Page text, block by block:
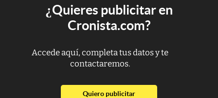
¿Quieres publicitar en
Cronista.com?
Accede aquí, completa tus datos y te
contactaremos.
Quiero publicitarabre en nueva pestaña